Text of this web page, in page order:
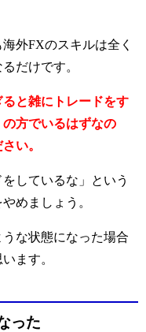
外FXのスキルは全く
だけです。
と雑にトレードをす
方でいるはずなの
い。
しているな」という
めましょう。
な状態になった場合
ます。
った